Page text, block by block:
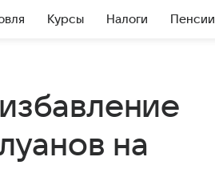
Курсы Налоги Пенсии
на